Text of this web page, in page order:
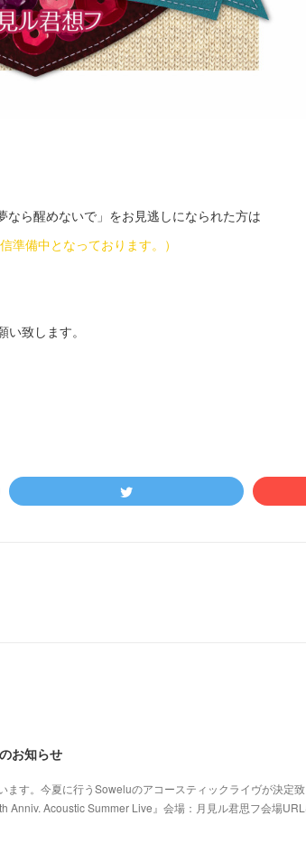
ら醒めないで」をお見逃しになられた方は
準備中となっております。）
致します。
お知らせ
ます。今夏に行うSoweluのアコースティックライヴが決定
Anniv. Acoustic Summer Live』会場：月見ル君思フ会場URL